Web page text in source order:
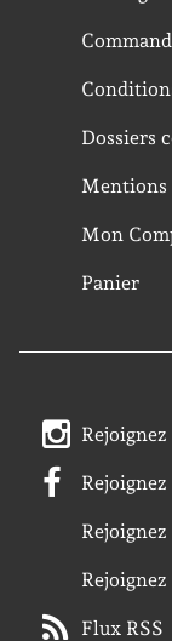
Dossiers
Mentions
Mon
Panier
Flux RSS